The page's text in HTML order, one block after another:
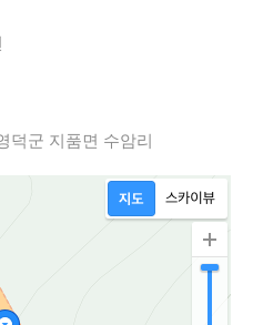
덕군 지품면 수암리